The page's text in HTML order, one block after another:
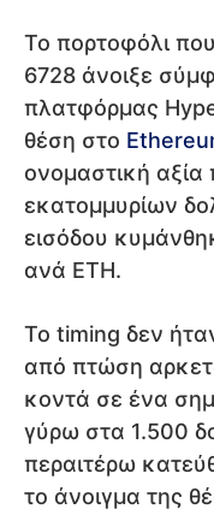
Το πορτοφόλι
6728 άνοιξε
πλατφόρμας
θέση στο
ονομαστική αξία
εκατομμυρίων
εισόδου
ανά ETH.
Το timing δεν
από πτώση
κοντά σε ένα
γύρω στα 1.500
περαιτέρω
το άνοιγμα της